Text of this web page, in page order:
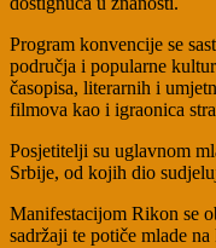
Program konvencije se
područja i popularne
časopisa, literarnih i
filmova kao i igraonica
Posjetitelji su uglavnom
Srbije, od kojih dio
Manifestacijom Rikon se
sadržaji te potiče mlade